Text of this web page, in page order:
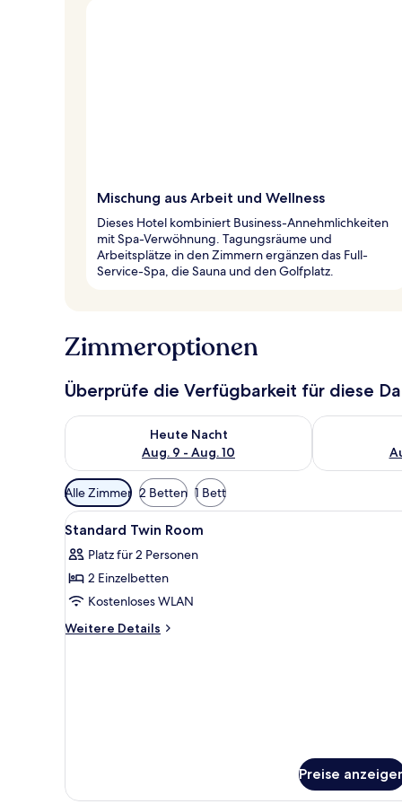
Mischung aus Arbeit und Wellness
Dieses Hotel kombiniert Business-Annehmlichkeiten
mit Spa-Verwöhnung. Tagungsräume und
Arbeitsplätze in den Zimmern ergänzen das Full-
Service-Spa, die Sauna und den Golfplatz.
Zimmeroptionen
Überprüfe die Verfügbarkeit für diese
Heute Nacht
Aug. 9 - Aug. 10
Überprüfe die Verfügbarkeit für heute Nacht, Aug.
Überprüfe
Verfügbare
Filter
für
Alle Zimmer 2 Betten 1 Bett
Alle
Fotos
für
Standard
Twin
Room
7
Standard Twin Room
Platz für 2 Personen
2 Einzelbetten
Kostenloses WLAN
Weitere Details
Weitere
Preise